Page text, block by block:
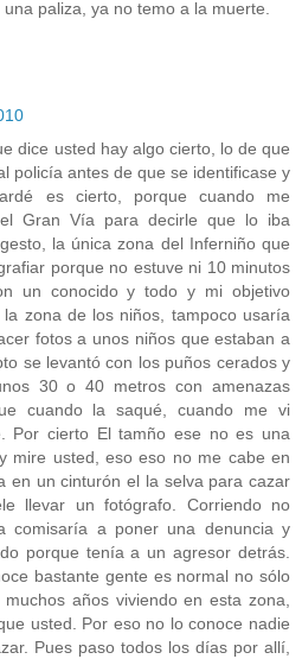
paliza, ya no temo a la muerte.
dice usted hay algo cierto, lo de que
policía antes de que se identificase y
es cierto, porque cuando me
Gran Vía para decirle que lo iba
la única zona del Inferniño que
porque no estuve ni 10 minutos
un conocido y todo y mi objetivo
zona de los niños, tampoco usaría
fotos a unos niños que estaban a
se levantó con los puños cerados y
30 o 40 metros con amenazas
cuando la saqué, cuando me vi
Por cierto El tamño ese no es una
mire usted, eso eso no me cabe en
en un cinturón el la selva para cazar
llevar un fotógrafo. Corriendo no
comisaría a poner una denuncia y
porque tenía a un agresor detrás.
bastante gente es normal no sólo
años viviendo en esta zona,
usted. Por eso no lo conoce nadie
Pues paso todos los días por allí,